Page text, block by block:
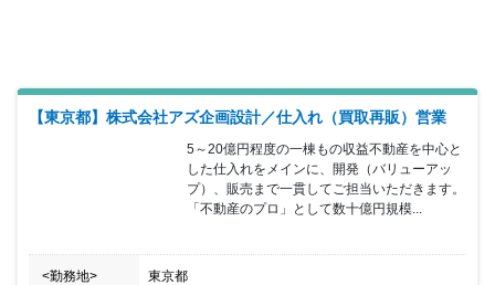
【東京都】株式会社アズ企画設計／仕入れ（買取再販）営業
5～20億円程度の一棟もの収益不動産を中心と
した仕入れをメインに、開発（バリューアッ
プ）、販売まで一貫してご担当いただきます。
「不動産のプロ」として数十億円規模...
<勤務地> 東京都